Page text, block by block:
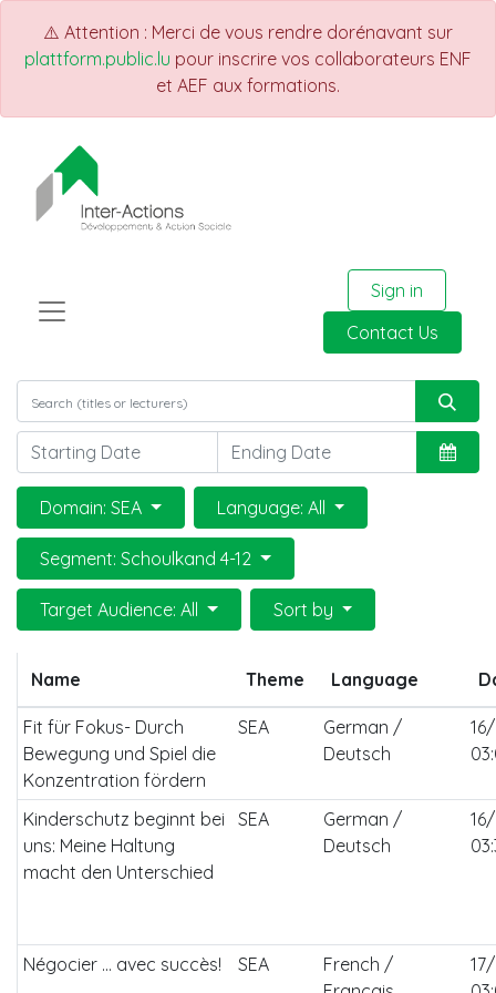
⚠️ Attention : Merci de vous rendre dorénavant sur
plattform.public.lu pour inscrire vos collaborateurs ENF
et AEF aux formations.
Sign in
Contact Us
Domain: SEA Language: All
Segment: Schoulkand 4-12
Target Audience: All Sort by
Name Theme Language
Fit für Fokus- Durch
Bewegung und Spiel die
Konzentration fördern
SEA
German /
Deutsch
Kinderschutz beginnt bei
uns: Meine Haltung
macht den Unterschied
SEA
German /
Deutsch
Négocier ... avec succès! SEA
French /